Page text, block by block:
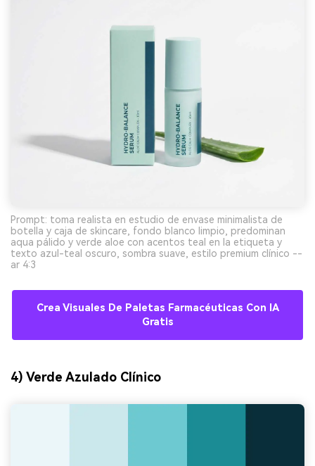
Prompt: toma realista en estudio de envase minimalista de
botella y caja de skincare, fondo blanco limpio, predominan
aqua pálido y verde aloe con acentos teal en la etiqueta y
texto azul-teal oscuro, sombra suave, estilo premium clínico --
ar 4:3
Crea Visuales De Paletas Farmacéuticas Con IA
Gratis
4) Verde Azulado Clínico